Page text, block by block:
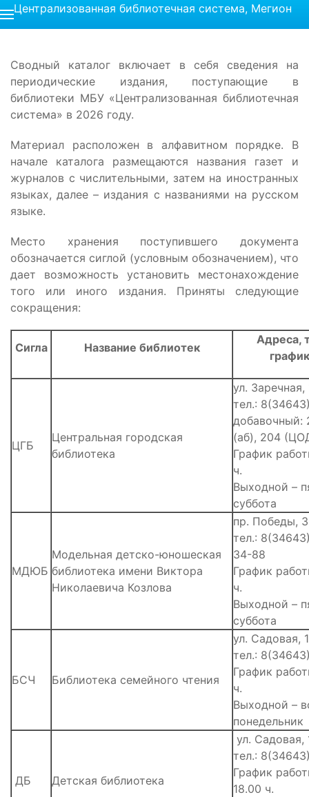
Централизованная библиотечная система, Мегион
Сводный каталог включает в себя сведения на
периодические издания, поступающие в
библиотеки МБУ «Централизованная библиотечная
система» в 2026 году.
Материал расположен в алфавитном порядке. В
начале каталога размещаются названия газет и
журналов с числительными, затем на иностранных
языках, далее – издания с названиями на русском
языке.
Место хранения поступившего документа
обозначается сиглой (условным обозначением), что
дает возможность установить местонахождение
того или иного издания. Приняты следующие
сокращения:
Сигла Название библиотек
Адреса,
ЦГБ
Центральная городская
библиотека
ул. Заречная,
тел.:
добавочный:
(аб), 204
График
ч.
Выходной –
суббота
МДЮБ
Модельная детско-юношеская
библиотека имени Виктора
Николаевича Козлова
пр. Победы,
тел.:
34-88
График
ч.
Выходной –
суббота
БСЧ Библиотека семейного чтения
ул. Садовая,
тел.:
График
ч.
Выходной –
понедельник
ДБ Детская библиотека
ул. Садовая,
тел.:
График
18.00 ч.